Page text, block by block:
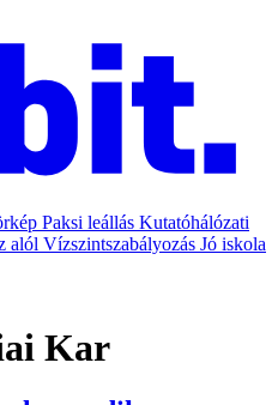
Paksi leállás Kutatóhálózati
alól Vízszintszabályozás Jó iskola
Kar